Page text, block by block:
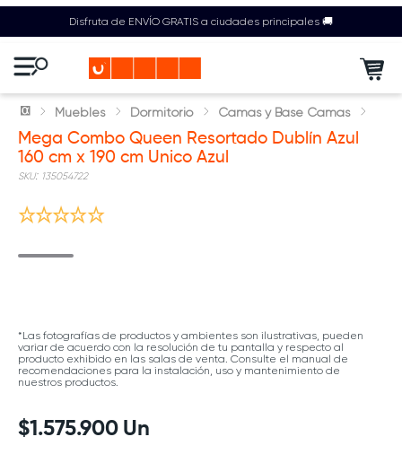
Disfruta de ENVÍO GRATIS a ciudades principales 🚚
Muebles Dormitorio Camas y Base Camas
Mega Combo Queen Resortado Dublín Azul
160 cm x 190 cm Unico Azul
: 135054722
*Las fotografías de productos y ambientes son ilustrativas, pueden
variar de acuerdo con la resolución de tu pantalla y respecto al
producto exhibido en las salas de venta. Consulte el manual de
recomendaciones para la instalación, uso y mantenimiento de
nuestros productos.
$1 .575.900 Un